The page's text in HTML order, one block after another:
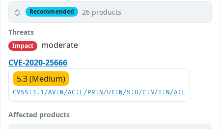
Recommended 26 products
Threats
Impact
moderate
CVE-2020-25666
5.3 (Medium)
CVSS:3.1/AV:N/AC:L/PR:N/UI:N/S:U/C:N/I:N/A:L
Affected products